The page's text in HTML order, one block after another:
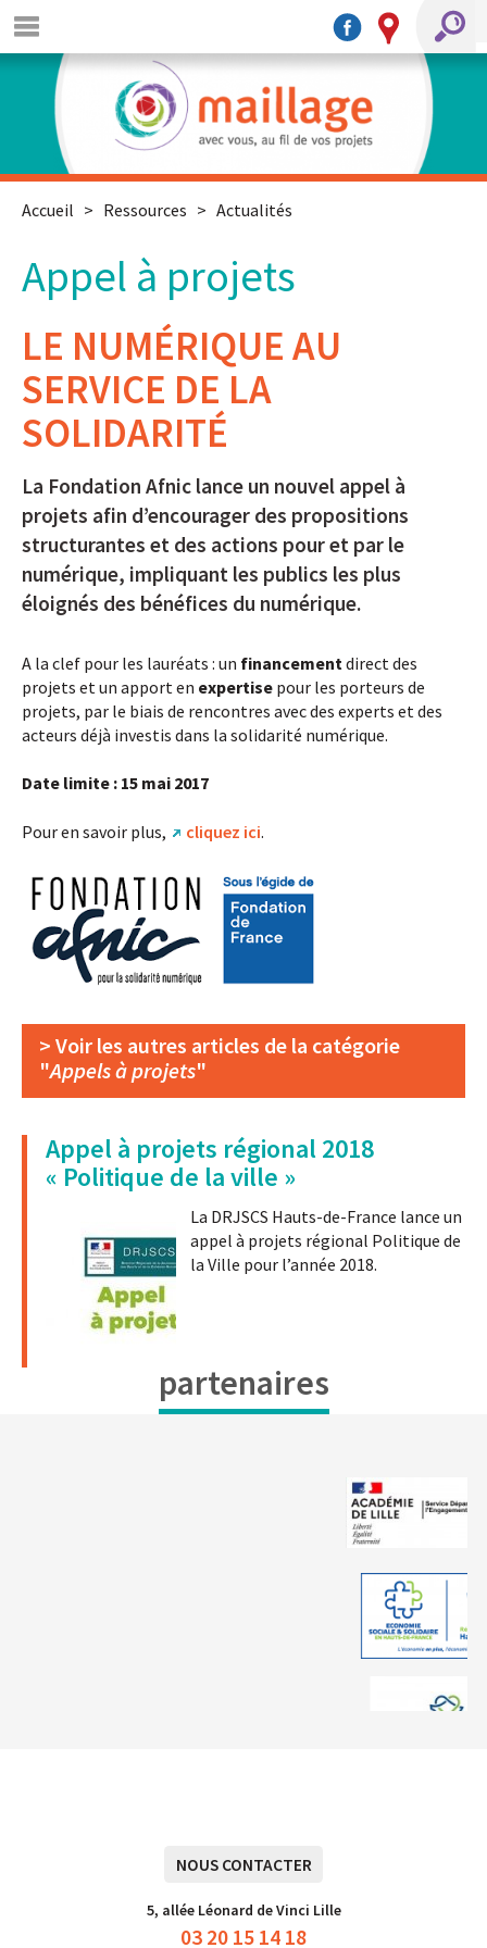
Accueil > Ressources > Actualités
Appel à projets
LE NUMÉRIQUE AU
SERVICE DE LA
SOLIDARITÉ
La Fondation Afnic lance un nouvel appel à
projets afin d’encourager des propositions
structurantes et des actions pour et par le
numérique, impliquant les publics les plus
éloignés des bénéfices du numérique.
A la clef pour les lauréats : un financement direct des
projets et un apport en expertise pour les porteurs de
projets, par le biais de rencontres avec des experts et des
acteurs déjà investis dans la solidarité numérique.
Date limite : 15 mai 2017
Pour en savoir plus, cliquez ici.
> Voir les autres articles de la catégorie
"Appels à projets"
Appel à projets régional 2018
« Politique de la ville »
La DRJSCS Hauts-de-France lance un
appel à projets régional Politique de
la Ville pour l’année 2018.
partenaires
NOUS CONTACTER
5, allée Léonard de Vinci Lille
03 20 15 14 18